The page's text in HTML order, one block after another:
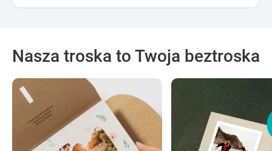
Nasza troska to Twoja beztroska